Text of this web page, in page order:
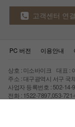
고객센터 연
PC 버전 이용안내
상호 : 미소바이크 대표 :
주소 : 대구광역시 서구 국
사업자 등록번호 : 502-
전화 : 1522-7897,053-